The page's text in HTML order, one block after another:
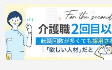
ュ休暇が支給されるため、しっ
がらオンオフのメリハリをつけて
・髪色やネイルなどが原則自由
65歳・再雇用70歳までの継続雇
自身のスタイルを保ちながら末